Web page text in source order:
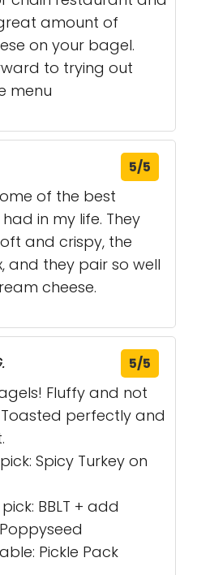
amount of
on your bagel.
to trying out
menu
5/5
of the best
in my life. They
and crispy, the
and they pair so well
cheese.
5/5
Fluffy and not
perfectly and
Spicy Turkey on
BBLT + add
Pickle Pack